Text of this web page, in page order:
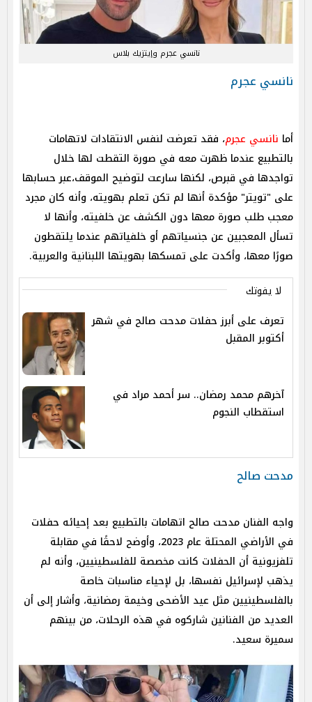
نانسي عجرم وإيتزيك بلاس
نانسي عجرم
أما نانسي عجرم، فقد تعرضت لنفس الانتقادات لاتهامات
بالتطبيع عندما ظهرت معه في صورة التقطت لها خلال
تواجدها في قبرص، لكنها سارعت لتوضيح الموقف،عبر حسابها
على "تويتر" مؤكدة أنها لم تكن تعلم بهويته، وأنه كان مجرد
معجب طلب صورة معها دون الكشف عن خلفيته، وأنها لا
تسأل المعجبين عن جنسياتهم أو خلفياتهم عندما يلتقطون
صورًا معها، وأكدت على تمسكها بهويتها اللبنانية والعربية.
لا يفوتك
تعرف على أبرز حفلات مدحت صالح في شهر
أكتوبر المقبل
آخرهم محمد رمضان.. سر أحمد مراد في
استقطاب النجوم
مدحت صالح
واجه الفنان مدحت صالح اتهامات بالتطبيع بعد إحيائه حفلات
في الأراضي المحتلة عام 2023، وأوضح لاحقًا في مقابلة
تلفزيونية أن الحفلات كانت مخصصة للفلسطينيين، وأنه لم
يذهب لإسرائيل نفسها، بل لإحياء مناسبات خاصة
بالفلسطينيين مثل عيد الأضحى وخيمة رمضانية، وأشار إلى أن
العديد من الفنانين شاركوه في هذه الرحلات، من بينهم
سميرة سعيد.